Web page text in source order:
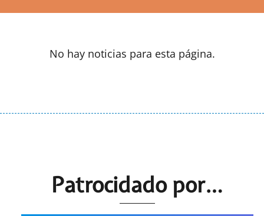
No hay noticias para esta página.
Patrocidado por…